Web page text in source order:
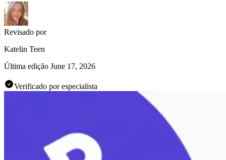
Revisado por
Katelin Teen
Última edição June 17, 2026
Verificado por especialista